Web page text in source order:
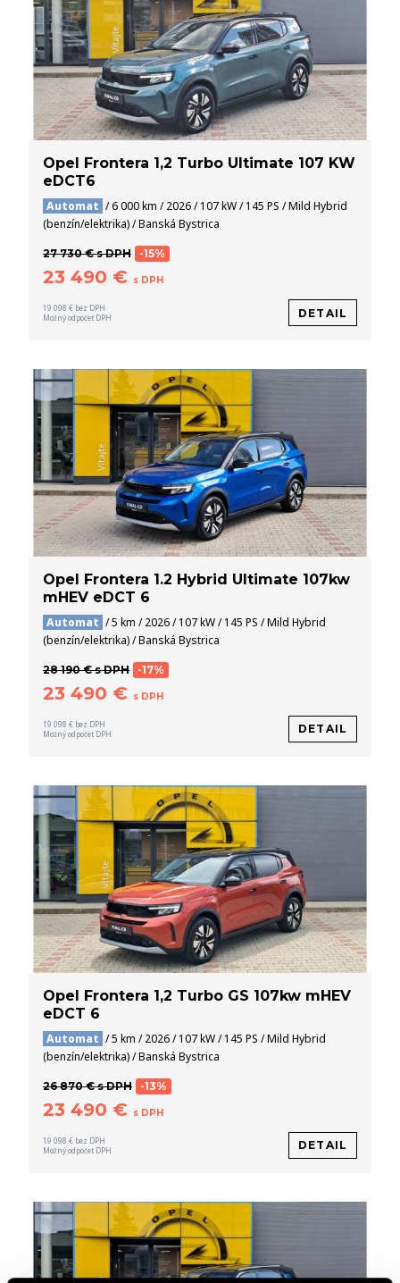
Opel Frontera 1,2 Turbo Ultimate 107 KW
eDCT6
Automat / 6 000 km / 2026 / 107 kW / 145 PS / Mild Hybrid
(benzín/elektrika) / Banská Bystrica
27 730 € s DPH -15%
23 490 € s DPH
19 098 € bez DPH
Možný odpočet DPH
DETAIL
Opel Frontera 1.2 Hybrid Ultimate 107kw
mHEV eDCT 6
Automat / 5 km / 2026 / 107 kW / 145 PS / Mild Hybrid
(benzín/elektrika) / Banská Bystrica
28 190 € s DPH -17%
23 490 € s DPH
19 098 € bez DPH
Možný odpočet DPH
DETAIL
Opel Frontera 1,2 Turbo GS 107kw mHEV
eDCT 6
Automat / 5 km / 2026 / 107 kW / 145 PS / Mild Hybrid
(benzín/elektrika) / Banská Bystrica
26 870 € s DPH -13%
23 490 € s DPH
19 098 € bez DPH
Možný odpočet DPH
DETAIL